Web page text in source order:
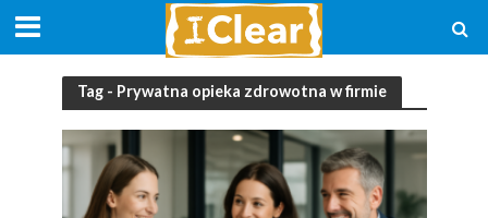
Tag - Prywatna opieka zdrowotna w firmie